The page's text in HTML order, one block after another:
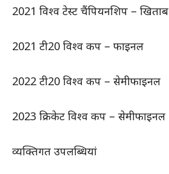
2021 विश्व टेस्ट चैंपियनशिप – खिताब
2021 टी20 विश्व कप – फाइनल
2022 टी20 विश्व कप – सेमीफाइनल
2023 क्रिकेट विश्व कप – सेमीफाइनल
व्यक्तिगत उपलब्धियां